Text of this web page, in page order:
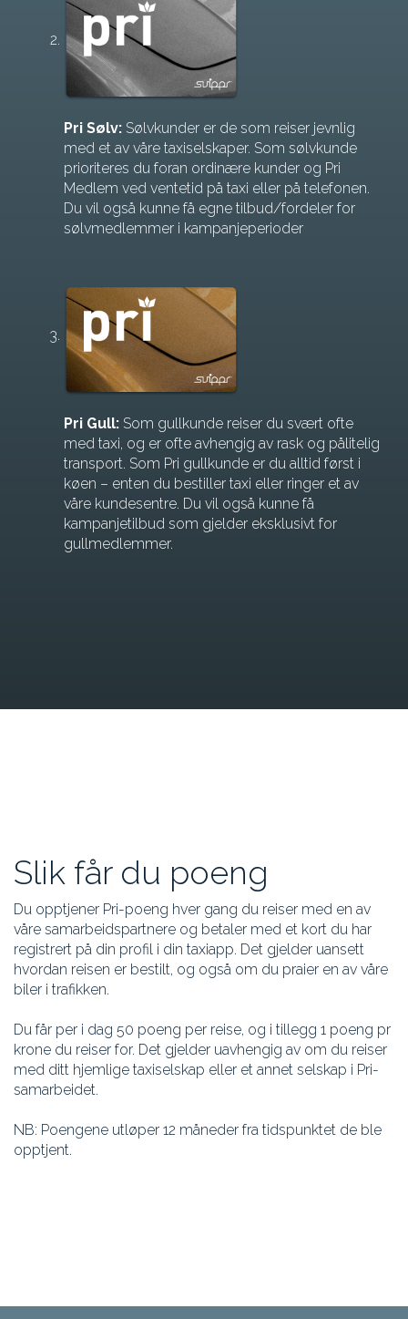
Pri Sølv: Sølvkunder er de som reiser jevnlig
med et av våre taxiselskaper. Som sølvkunde
prioriteres du foran ordinære kunder og Pri
Medlem ved ventetid på taxi eller på telefonen.
Du vil også kunne få egne tilbud/fordeler for
sølvmedlemmer i kampanjeperioder
Pri Gull: Som gullkunde reiser du svært ofte
med taxi, og er ofte avhengig av rask og pålitelig
transport. Som Pri gullkunde er du alltid først i
køen – enten du bestiller taxi eller ringer et av
våre kundesentre. Du vil også kunne få
kampanjetilbud som gjelder eksklusivt for
gullmedlemmer.
Slik får du poeng
Du opptjener Pri-poeng hver gang du reiser med en av
våre samarbeidspartnere og betaler med et kort du har
registrert på din profil i din taxiapp. Det gjelder uansett
hvordan reisen er bestilt, og også om du praier en av våre
biler i trafikken.
Du får per i dag 50 poeng per reise, og i tillegg 1 poeng pr
krone du reiser for. Det gjelder uavhengig av om du reiser
med ditt hjemlige taxiselskap eller et annet selskap i Pri-
samarbeidet.
NB: Poengene utløper 12 måneder fra tidspunktet de ble
opptjent.